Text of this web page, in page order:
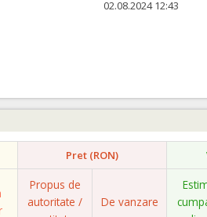
02.08.2024 12:43
Pret (RON)
Propus de
autoritate /
De vanzare